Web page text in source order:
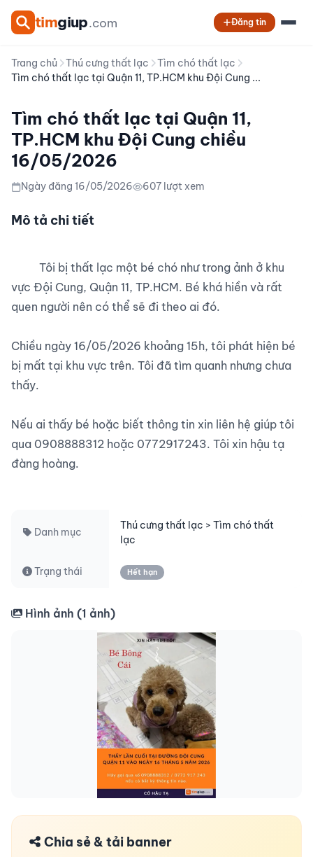
timgiup.com Đăng tin
Trang chủ Thú cưng thất lạc
Tìm chó thất lạc
Tìm chó thất lạc tại Quận 11, TP.HCM khu Đội Cung ...
Tìm chó thất lạc tại Quận 11,
TP.HCM khu Đội Cung chiều
16/05/2026
Ngày đăng 16/05/2026 607 lượt xem
Mô tả chi tiết
vực Đội Cung, Quận 11, TP.HCM. Bé khá hiền và rất
quen người nên có thể sẽ đi theo ai đó.
Chiều ngày 16/05/2026 khoảng 15h, tôi phát hiện bé
bị mất tại khu vực trên. Tôi đã tìm quanh nhưng chưa
thấy.
Nếu ai thấy bé hoặc biết thông tin xin liên hệ giúp tôi
qua 0908888312 hoặc 0772917243. Tôi xin hậu tạ
đàng hoàng.
Danh mục
Thú cưng thất lạc > Tìm chó thất
lạc
Trạng thái Hết hạn
Hình ảnh (1 ảnh)
Chia sẻ & tải banner